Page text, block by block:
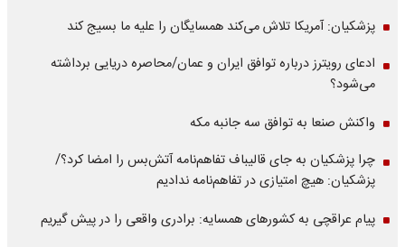
پزشکیان: آمریکا تلاش می‌کند همسایگان را علیه ما بسیج کند
ادعای رویترز درباره توافق ایران و عمان/محاصره دریایی برداشته
می‌شود؟
واکنش صنعا به توافق سه جانبه مکه
چرا پزشکیان به جای قالیباف تفاهم‌نامه آتش‌بس را امضا کرد؟/
پزشکیان: هیچ امتیازی در تفاهم‌نامه ندادیم
پیام عراقچی به کشورهای همسایه: برادری واقعی را در پیش گیریم